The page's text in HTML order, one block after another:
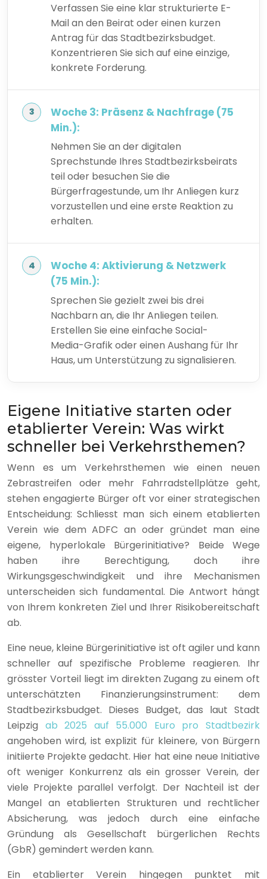
Verfassen Sie eine klar strukturierte E-
Mail an den Beirat oder einen kurzen
Antrag für das Stadtbezirksbudget.
Konzentrieren Sie sich auf eine einzige,
konkrete Forderung.
Woche 3: Präsenz & Nachfrage (75
Min.):
Nehmen Sie an der digitalen
Sprechstunde Ihres Stadtbezirksbeirats
teil oder besuchen Sie die
Bürgerfragestunde, um Ihr Anliegen kurz
vorzustellen und eine erste Reaktion zu
erhalten.
Woche 4: Aktivierung & Netzwerk
(75 Min.):
Sprechen Sie gezielt zwei bis drei
Nachbarn an, die Ihr Anliegen teilen.
Erstellen Sie eine einfache Social-
Media-Grafik oder einen Aushang für Ihr
Haus, um Unterstützung zu signalisieren.
Eigene Initiative starten oder
etablierter Verein: Was wirkt
schneller bei Verkehrsthemen?
Wenn es um Verkehrsthemen wie einen neuen
Zebrastreifen oder mehr Fahrradstellplätze geht,
stehen engagierte Bürger oft vor einer strategischen
Entscheidung: Schliesst man sich einem etablierten
Verein wie dem ADFC an oder gründet man eine
eigene, hyperlokale Bürgerinitiative? Beide Wege
haben ihre Berechtigung, doch ihre
Wirkungsgeschwindigkeit und ihre Mechanismen
unterscheiden sich fundamental. Die Antwort hängt
von Ihrem konkreten Ziel und Ihrer Risikobereitschaft
ab.
Eine neue, kleine Bürgerinitiative ist oft agiler und kann
schneller auf spezifische Probleme reagieren. Ihr
grösster Vorteil liegt im direkten Zugang zu einem oft
unterschätzten Finanzierungsinstrument: dem
Stadtbezirksbudget. Dieses Budget, das laut Stadt
Leipzig ab 2025 auf 55.000 Euro pro Stadtbezirk
angehoben wird, ist explizit für kleinere, von Bürgern
initiierte Projekte gedacht. Hier hat eine neue Initiative
oft weniger Konkurrenz als ein grosser Verein, der
viele Projekte parallel verfolgt. Der Nachteil ist der
Mangel an etablierten Strukturen und rechtlicher
Absicherung, was jedoch durch eine einfache
Gründung als Gesellschaft bürgerlichen Rechts
(GbR) gemindert werden kann.
Ein etablierter Verein hingegen punktet mit